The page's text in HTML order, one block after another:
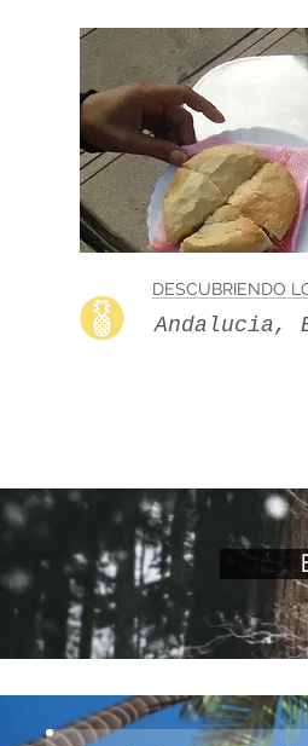
DESCUBRIENDO
Andalucia,